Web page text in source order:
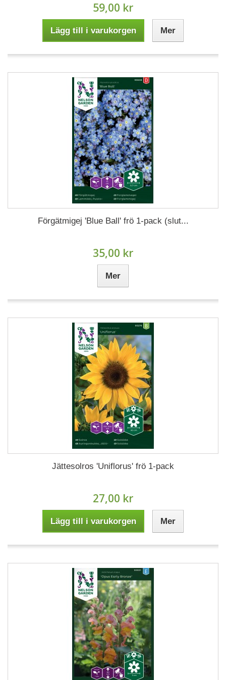
59,00 kr
Lägg till i varukorgen Mer
Förgätmigej 'Blue Ball' frö 1-pack (slut...
35,00 kr
Mer
Jättesolros 'Uniflorus' frö 1-pack
27,00 kr
Lägg till i varukorgen Mer